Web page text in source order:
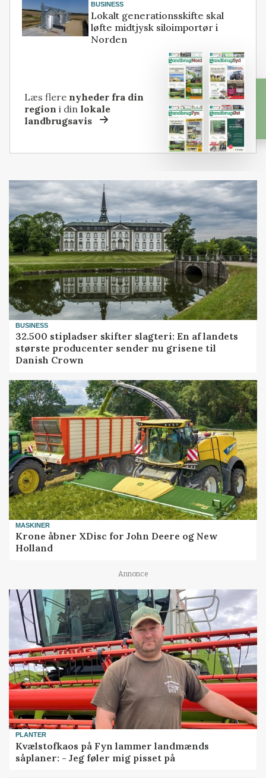
BUSINESS
Lokalt generationsskifte skal
løfte midtjysk siloimportør i
Norden
Læs flere nyheder fra din
region i dinlokale
landbrugsavis
BUSINESS
32.500 stipladser skifter slagteri: En af landets
største producenter sender nu grisene til
Danish Crown
MASKINER
Krone åbner XDisc for John Deere og New
Holland
Annonce
PLANTER
Kvælstofkaos på Fyn lammer landmænds
såplaner: - Jeg føler mig pisset på